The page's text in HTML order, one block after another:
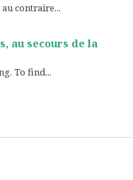
contraire...
au secours de la
To find...